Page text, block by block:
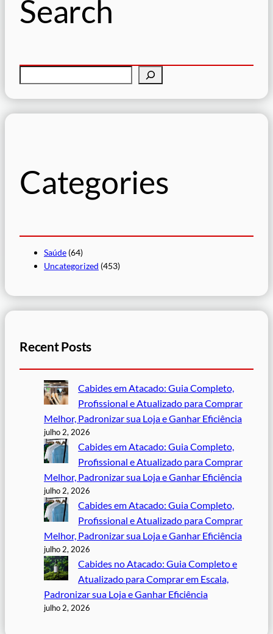
Search
aCategories
Saúde (64)
Uncategorized (453)
Recent Posts
Cabides em Atacado: Guia Completo,
Profissional e Atualizado para Comprar
Melhor, Padronizar sua Loja e Ganhar Eficiência
julho 2, 2026
Cabides em Atacado: Guia Completo,
Profissional e Atualizado para Comprar
Melhor, Padronizar sua Loja e Ganhar Eficiência
julho 2, 2026
Cabides em Atacado: Guia Completo,
Profissional e Atualizado para Comprar
Melhor, Padronizar sua Loja e Ganhar Eficiência
julho 2, 2026
Cabides no Atacado: Guia Completo e
Atualizado para Comprar em Escala,
Padronizar sua Loja e Ganhar Eficiência
julho 2, 2026